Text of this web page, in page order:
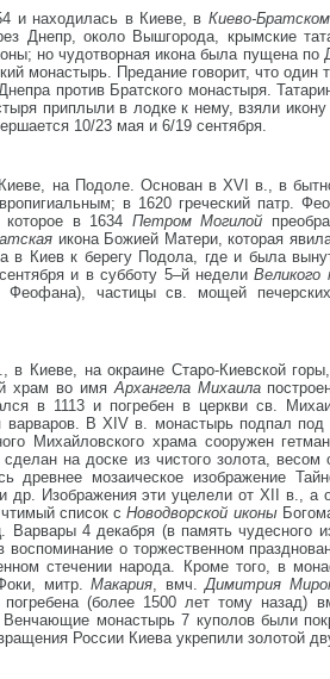
и находилась в Киеве, в Киево-
Днепр, около Вышгорода, крымские
но чудотворная икона была пущена
монастырь. Предание говорит, что один
против Братского монастыря.
приплыли в лодке к нему, взяли икону
10/23 мая и 6/19 сентября.
на Подоле. Основан в XVI в., в
в 1620 греческий патр.
в 1634 Петром Могилой
икона Божией Матери, которая
Киев к берегу Подола, где и была
и в субботу 5–й неделиВеликого
частицы св. мощей
в Киеве, на окраине Старо-Киевской
храм во имяАрхангела Михаила
в 1113 и погребен в церкви св.
В XIV в. монастырь подпал под
Михайловского храма сооружен
на доске из чистого золота,
древнее мозаическое изображение
Изображения эти уцелели от XII в., а
список сНоводворской иконы
4 декабря (в память чудесного
о торжественном
стечении народа. Кроме того, в
митр.Макария, вмч.Димитрия
(более 1500 лет тому назад)
монастырь 7 куполов были
России Киева укрепили золотой